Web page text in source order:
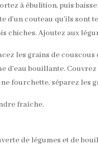
à ébulition, puis
d’un couteau qu’ils sont
chiches. Ajoutez aux
les grains de
d’eau bouillante.
fourchette, séparez les
fraîche.
de légumes et de